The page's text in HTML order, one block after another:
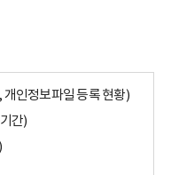
인정보파일 등록 현황)
간)